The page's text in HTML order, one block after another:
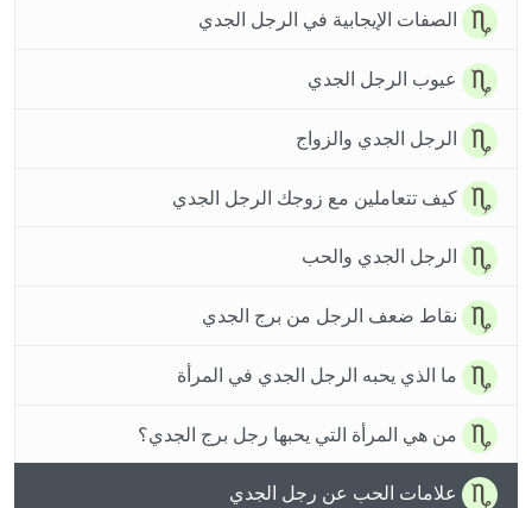
الصفات الإيجابية في الرجل الجدي
عيوب الرجل الجدي
الرجل الجدي والزواج
كيف تتعاملين مع زوجك الرجل الجدي
الرجل الجدي والحب
نقاط ضعف الرجل من برج الجدي
ما الذي يحبه الرجل الجدي في المرأة
من هي المرأة التي يحبها رجل برج الجدي؟
علامات الحب عن رجل الجدي